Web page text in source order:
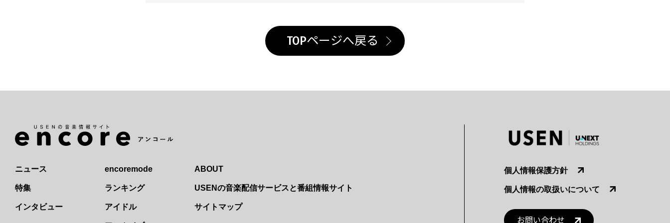
TOPページへ戻る
ニュース
特集
インタビュー
encoremode
ランキング
アイドル
ABOUT
USENの音楽配信サービスと番組情報サイト
サイトマップ
個人情報保護方針
個人情報の取扱いについて
お問い合わせ